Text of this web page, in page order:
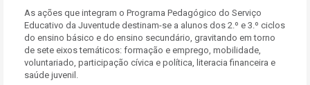
As ações que integram o Programa Pedagógico do Serviço
Educativo da Juventude destinam-se a alunos dos 2.º e 3.º ciclos
do ensino básico e do ensino secundário, gravitando em torno
de sete eixos temáticos: formação e emprego, mobilidade,
voluntariado, participação cívica e política, literacia financeira e
saúde juvenil.